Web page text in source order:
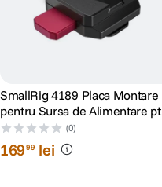
SmallRig 4189 Placa Montare
pentru Sursa de Alimentare pt
Stabilizatoare DJI RS
(0)
16999 lei